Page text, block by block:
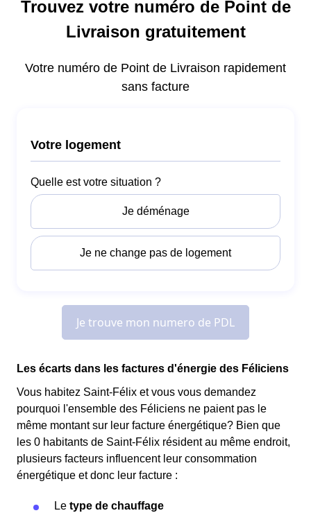
Les écarts dans les factures d'énergie des Féliciens
Vous habitez Saint-Félix et vous vous demandez
pourquoi l'ensemble des Féliciens ne paient pas le
même montant sur leur facture énergétique? Bien que
les 0 habitants de Saint-Félix résident au même endroit,
plusieurs facteurs influencent leur consommation
énergétique et donc leur facture :
Le type de chauffage